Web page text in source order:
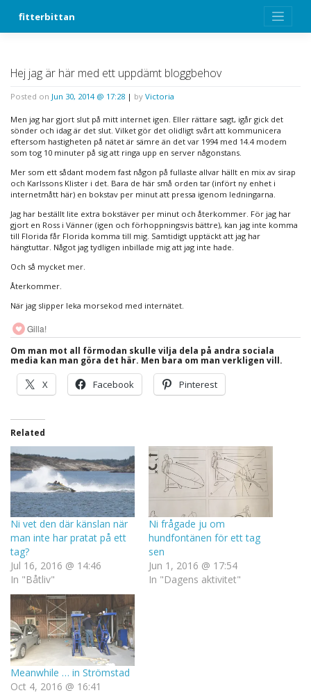
fitterbittan
Hej jag är här med ett uppdämt bloggbehov
Posted on Jun 30, 2014 @ 17:28 | by Victoria
Men jag har gjort slut på mitt internet igen. Eller rättare sagt, igår gick det
sönder och idag är det slut. Vilket gör det olidligt svårt att kommunicera
eftersom hastigheten på nätet är sämre än det var 1994 med 14.4 modem
som tog 10 minuter på sig att ringa upp en server någonstans.
Mer som ett sådant modem fast någon på fullaste allvar hällt en mix av sirap
och Karlssons Klister i det. Bara de här små orden tar (infört ny enhet i
internetmått här) en bokstav per minut att pressa igenom ledningarna.
Jag har beställt lite extra bokstäver per minut och återkommer. För jag har
gjort en Ross i Vänner (igen och förhoppningsvis bättre), kan jag inte komma
till Florida får Florida komma till mig. Samtidigt upptäckt att jag har
hängtuttar. Något jag tydligen inbillade mig att jag inte hade.
Och så mycket mer.
Återkommer.
När jag slipper leka morsekod med internätet.
Gilla!
Om man mot all förmodan skulle vilja dela på andra sociala
media kan man göra det här. Men bara om man verkligen vill.
X Facebook Pinterest
Related
Ni vet den där känslan när
man inte har pratat på ett
tag?
Jul 16, 2016 @ 14:46
In "Båtliv"
Ni frågade ju om
hundfontänen för ett tag
sen
Jun 1, 2016 @ 17:54
In "Dagens aktivitet"
Meanwhile … in Strömstad
Oct 4, 2016 @ 16:41